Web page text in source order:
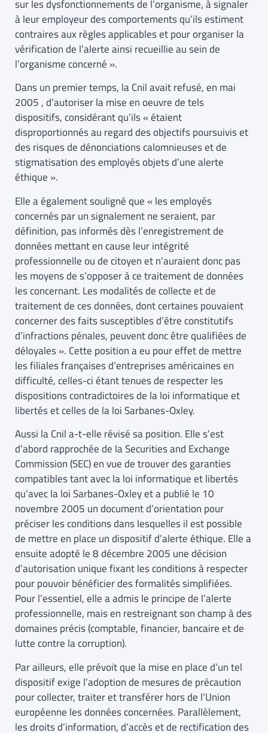
sur les dysfonctionnements de l’organisme, à signaler
à leur employeur des comportements qu’ils estiment
contraires aux règles applicables et pour organiser la
vérification de l’alerte ainsi recueillie au sein de
l’organisme concerné ».
Dans un premier temps, la Cnil avait refusé, en mai
2005 , d’autoriser la mise en oeuvre de tels
dispositifs, considérant qu’ils « étaient
disproportionnés au regard des objectifs poursuivis et
des risques de dénonciations calomnieuses et de
stigmatisation des employés objets d’une alerte
éthique ».
Elle a également souligné que « les employés
concernés par un signalement ne seraient, par
définition, pas informés dès l’enregistrement de
données mettant en cause leur intégrité
professionnelle ou de citoyen et n’auraient donc pas
les moyens de s’opposer à ce traitement de données
les concernant. Les modalités de collecte et de
traitement de ces données, dont certaines pouvaient
concerner des faits susceptibles d’être constitutifs
d’infractions pénales, peuvent donc être qualifiées de
déloyales ». Cette position a eu pour effet de mettre
les filiales françaises d’entreprises américaines en
difficulté, celles-ci étant tenues de respecter les
dispositions contradictoires de la loi informatique et
libertés et celles de la loi Sarbanes-Oxley.
Aussi la Cnil a-t-elle révisé sa position. Elle s’est
d’abord rapprochée de la Securities and Exchange
Commission (SEC) en vue de trouver des garanties
compatibles tant avec la loi informatique et libertés
qu’avec la loi Sarbanes-Oxley et a publié le 10
novembre 2005 un document d’orientation pour
préciser les conditions dans lesquelles il est possible
de mettre en place un dispositif d’alerte éthique. Elle a
ensuite adopté le 8 décembre 2005 une décision
d’autorisation unique fixant les conditions à respecter
pour pouvoir bénéficier des formalités simplifiées.
Pour l’essentiel, elle a admis le principe de l’alerte
professionnelle, mais en restreignant son champ à des
domaines précis (comptable, financier, bancaire et de
lutte contre la corruption).
Par ailleurs, elle prévoit que la mise en place d’un tel
dispositif exige l’adoption de mesures de précaution
pour collecter, traiter et transférer hors de l’Union
européenne les données concernées. Parallèlement,
les droits d’information, d’accès et de rectification des